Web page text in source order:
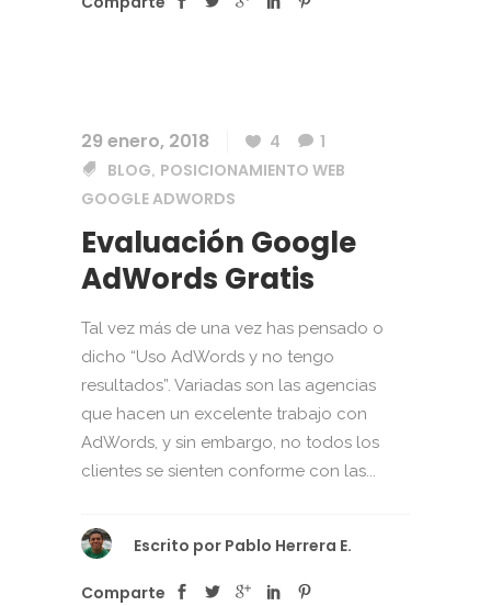
29 enero, 2018 4
1
BLOG, POSICIONAMIENTO WEB
GOOGLE ADWORDS
Evaluación Google
AdWords Gratis
Tal vez más de una vez has pensado o
dicho “Uso AdWords y no tengo
resultados”. Variadas son las agencias
que hacen un excelente trabajo con
AdWords, y sin embargo, no todos los
clientes se sienten conforme con las...
Escrito por Pablo Herrera E.
Comparte